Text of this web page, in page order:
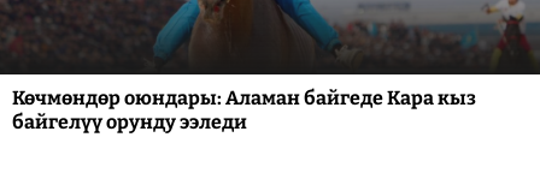
Көчмөндөр оюндары: Аламан байгеде Кара кыз
байгелүү орунду ээледи